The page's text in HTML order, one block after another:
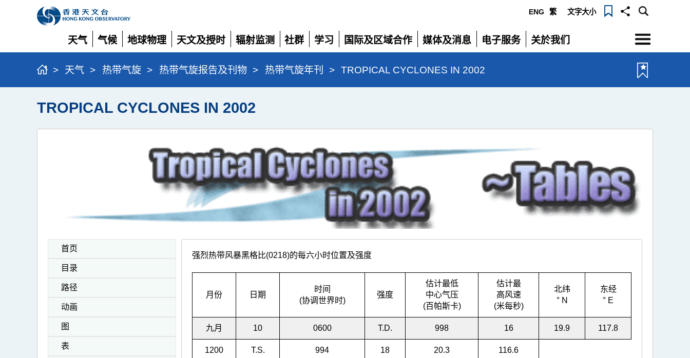
ENG 繁 文字大小
天气
展
开
气候
展
开
地球物理
展
开
天文及授时
展
开
辐射监测
展
开
社群
展
开
学习
展
开
国际及区域合作
展
开
媒体及消息
展
开
电子服务
展
开
关於我们
展
选
单
> 天气 > 热带气旋 > 热带气旋报告及刊物 > 热带气旋年刊 > TROPICAL CYCLONES IN 2002
TROPICAL CYCLONES IN 2002
首页
目录
路径
动画
图
表
强烈热带风暴黑格比(0218)的每六小时位置及强度
月份 日期
时间
(协调世界时)
强度
估计最低
中心气压
(百帕斯卡)
估计最
高风速
(米每秒)
北纬
° N
东经
° E
九月 10 0600 T.D. 998 16 19.9 117.8
1200 T.S. 994 18 20.3 116.6